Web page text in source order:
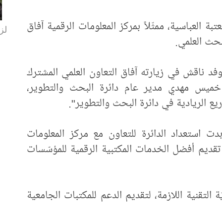
العباسية، ممثّلاً بمركز المعلومات الرقمية آفاق
العلمي.
ناقش في زيارته آفاق التعاون العلمي المشترك
خميس مهدي مدير عام دائرة البحث والتطوير،
الريادية في دائرة البحث والتطوير".
الدائرة للتعاون مع مركز المعلومات
أفضل الخدمات المكتبية الرقمية للمؤسّسات
اللازمة، لتقديم الدعم للمكتبات الجامعية